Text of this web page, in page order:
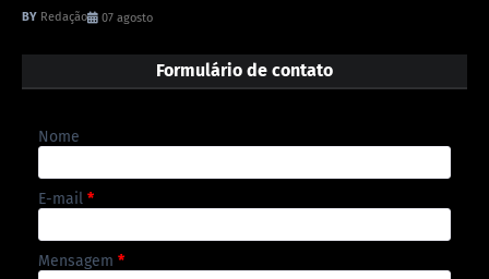
Redação 07 agosto
Formulário de contato
Nome
E-mail *
Mensagem *